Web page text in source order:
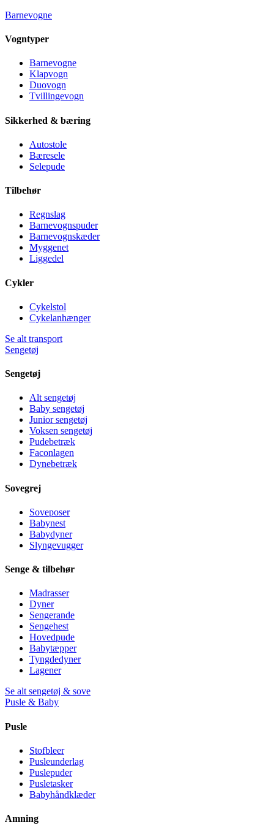
Barnevogne
Vogntyper
Barnevogne
Klapvogn
Duovogn
Tvillingevogn
Sikkerhed & bæring
Autostole
Bæresele
Selepude
Tilbehør
Regnslag
Barnevognspuder
Barnevognskæder
Myggenet
Liggedel
Cykler
Cykelstol
Cykelanhænger
Se alt transport
Sengetøj
Sengetøj
Alt sengetøj
Baby sengetøj
Junior sengetøj
Voksen sengetøj
Pudebetræk
Faconlagen
Dynebetræk
Sovegrej
Soveposer
Babynest
Babydyner
Slyngevugger
Senge & tilbehør
Madrasser
Dyner
Sengerande
Sengehest
Hovedpude
Babytæpper
Tyngdedyner
Lagener
Se alt sengetøj & sove
Pusle & Baby
Pusle
Stofbleer
Pusleunderlag
Puslepuder
Pusletasker
Babyhåndklæder
Amning